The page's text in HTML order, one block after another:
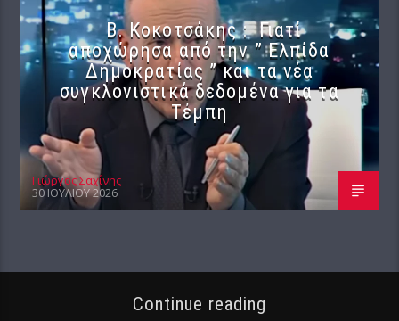
Β. Κοκοτσάκης : Γιατί
αποχώρησα από την ” Ελπίδα
Δημοκρατίας ” και τα νέα
συγκλονιστικά δεδομένα για τα
Τέμπη
Γιώργος Σαχίνης
30 ΙΟΥΛΊΟΥ 2026
Continue reading